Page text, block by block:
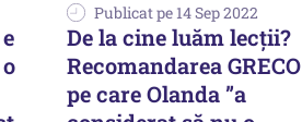
Publicat pe 14 Sep 2022
De la cine luăm lecții?
Recomandarea GRECO
pe care Olanda ”a